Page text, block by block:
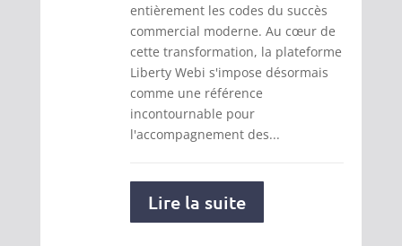
entièrement les codes du succès
commercial moderne. Au cœur de
cette transformation, la plateforme
Liberty Webi s'impose désormais
comme une référence
incontournable pour
l'accompagnement des...
Lire la suite